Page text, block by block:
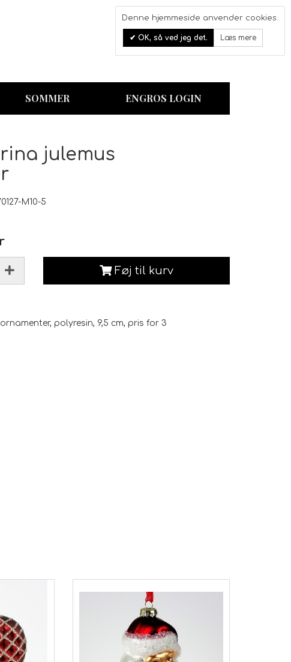
0
SOMMER ENGROS LOGIN
julemus
M10-5
Føj til kurv
polyresin, 9,5 cm, pris for 3
Denne hjemmeside anvender cookies.
OK, så ved jeg det. Læs mere